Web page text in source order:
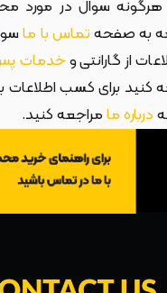
سوال در مورد
به صفحهتماس با ما
از گارانتی وخدمات
کنید برای کسب اطلاعات
درباره مامراجعه کنید.